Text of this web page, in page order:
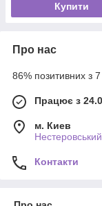
Купити
Про нас
86% позитивних з 7
Працює з
м. Киев
Контакти